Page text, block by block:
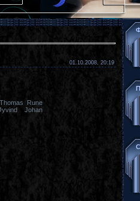
01.10.2008, 20:19
Rune
Johan